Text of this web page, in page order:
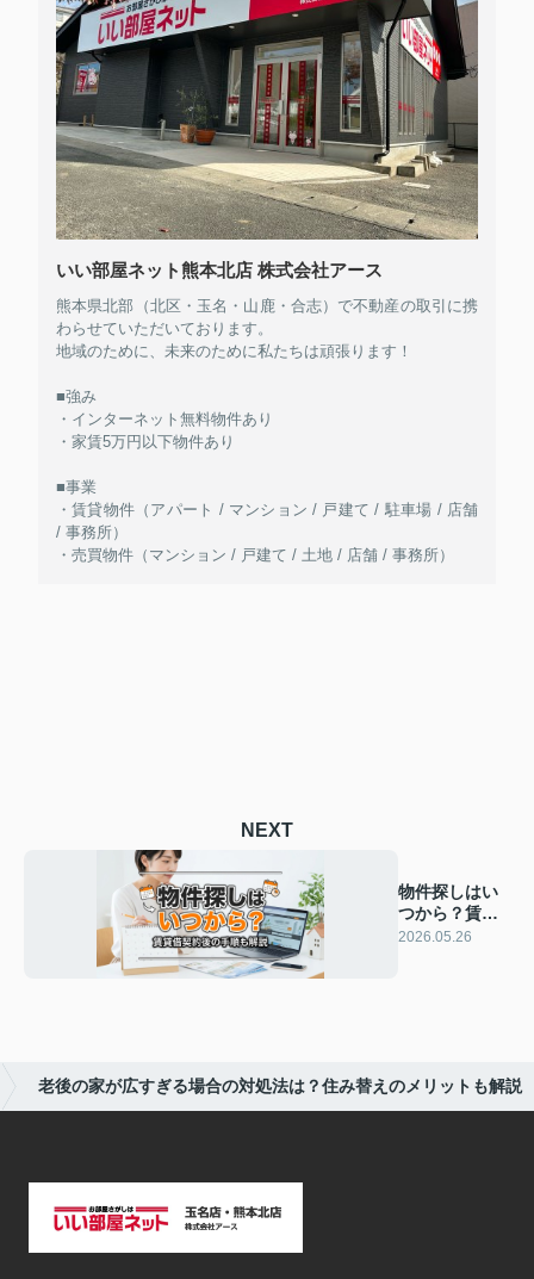
いい部屋ネット熊本北店 株式会社アース
熊本県北部（北区・玉名・山鹿・合志）で不動産の取引に携
わらせていただいております。
地域のために、未来のために私たちは頑張ります！
■強み
・インターネット無料物件あり
・家賃5万円以下物件あり
■事業
・賃貸物件（アパート / マンション / 戸建て / 駐車場 / 店舗
/ 事務所）
・売買物件（マンション / 戸建て / 土地 / 店舗 / 事務所）
NEXT
物件探しはい
つから？賃貸
借契約後の手
2026.05.26
老後の家が広すぎる場合の対処法は？住み替えのメリットも解説